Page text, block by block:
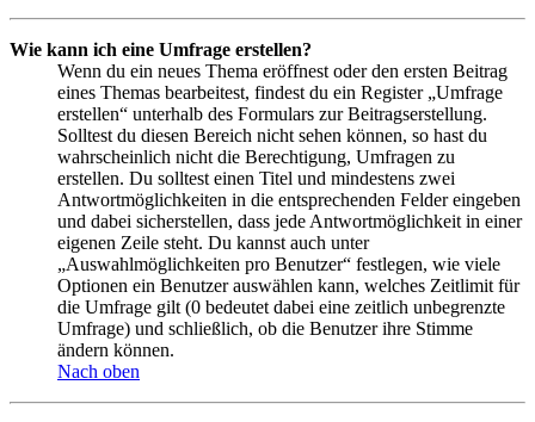
Wie kann ich eine Umfrage erstellen?
Wenn du ein neues Thema eröffnest oder den ersten Beitrag
eines Themas bearbeitest, findest du ein Register „Umfrage
erstellen“ unterhalb des Formulars zur Beitragserstellung.
Solltest du diesen Bereich nicht sehen können, so hast du
wahrscheinlich nicht die Berechtigung, Umfragen zu
erstellen. Du solltest einen Titel und mindestens zwei
Antwortmöglichkeiten in die entsprechenden Felder eingeben
und dabei sicherstellen, dass jede Antwortmöglichkeit in einer
eigenen Zeile steht. Du kannst auch unter
„Auswahlmöglichkeiten pro Benutzer“ festlegen, wie viele
Optionen ein Benutzer auswählen kann, welches Zeitlimit für
die Umfrage gilt (0 bedeutet dabei eine zeitlich unbegrenzte
Umfrage) und schließlich, ob die Benutzer ihre Stimme
ändern können.
Nach oben